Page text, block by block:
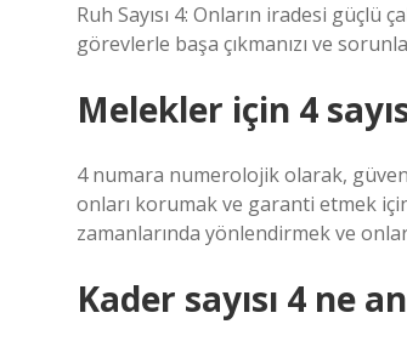
Ruh Sayısı 4: Onların iradesi
görevlerle başa çıkmanızı ve
Melekler için 4
4 numara numerolojik olarak,
onları korumak ve garanti etmek
zamanlarında yönlendirmek ve
Kader sayısı 4 ne